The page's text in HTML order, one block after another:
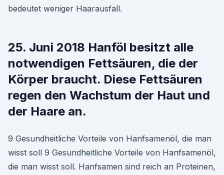
bedeutet weniger Haarausfall.
25. Juni 2018 Hanföl besitzt alle
notwendigen Fettsäuren, die der
Körper braucht. Diese Fettsäuren
regen den Wachstum der Haut und
der Haare an.
9 Gesundheitliche Vorteile von Hanfsamenöl, die man
wisst soll 9 Gesundheitliche Vorteile von Hanfsamenöl,
die man wisst soll. Hanfsamen sind reich an Proteinen,